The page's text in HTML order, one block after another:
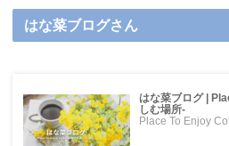
はな菜ブログさん
はな菜ブログ |
しむ場所-
Place To Enjoy